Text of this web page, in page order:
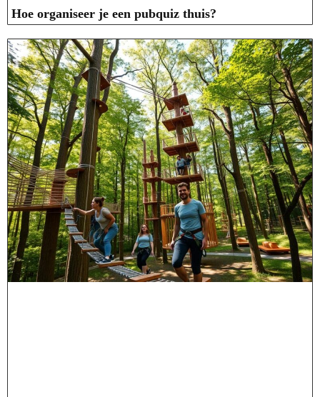
Hoe organiseer je een pubquiz thuis?